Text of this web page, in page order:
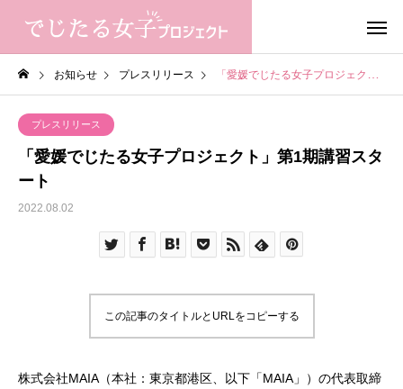
お知らせ プレスリリース 「愛媛でじたる女子プロジェクト」第1期講習スタート
プレスリリース
「愛媛でじたる女子プロジェクト」第1期講習スタ
ート
2022.08.02
この記事のタイトルとURLをコピーする
株式会社MAIA（本社：東京都港区、以下「MAIA」）の代表取締